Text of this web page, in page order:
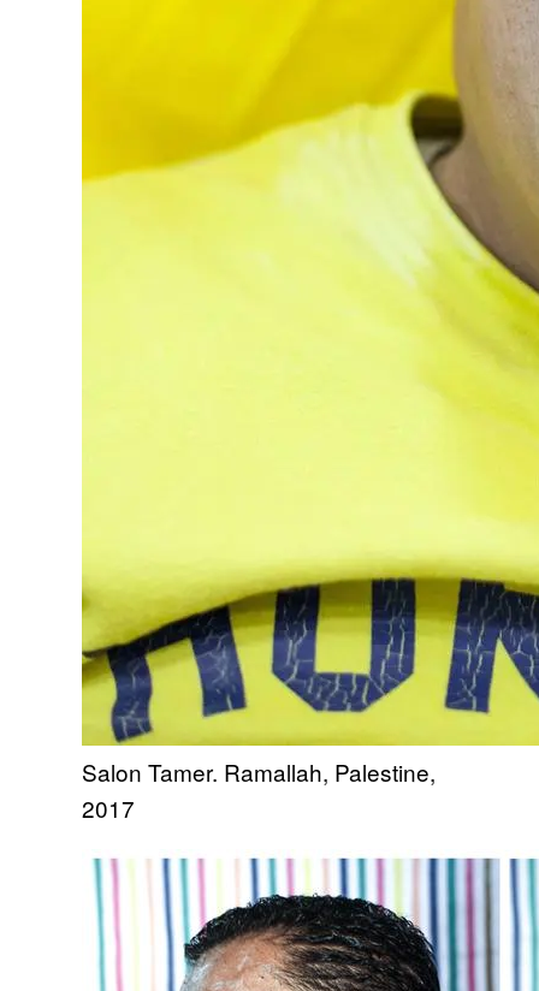
Salon Tamer. Ramallah, Palestine,
2017